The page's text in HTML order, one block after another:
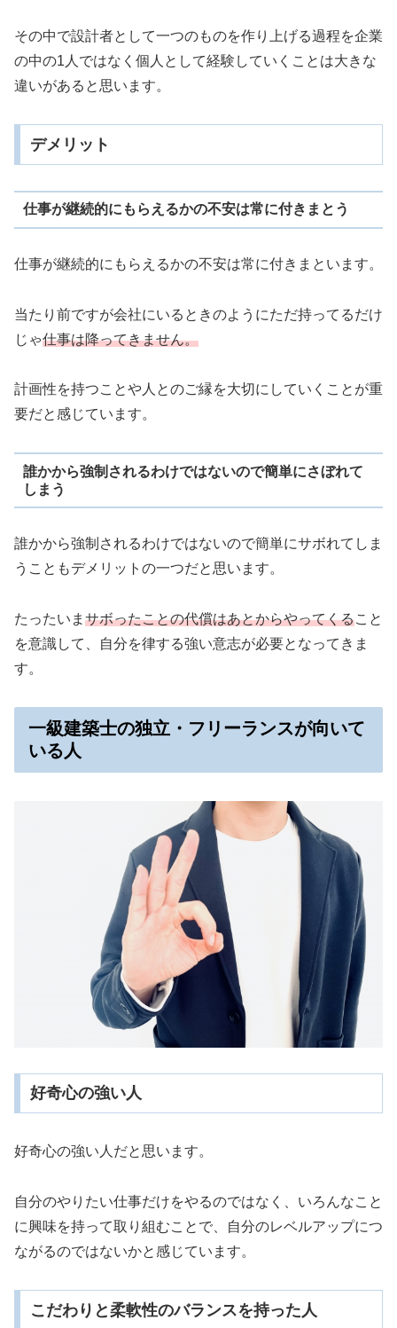
その中で設計者として一つのものを作り上げる過程を企業
の中の1人ではなく個人として経験していくことは大きな
違いがあると思います。
デメリット
仕事が継続的にもらえるかの不安は常に付きまとう
仕事が継続的にもらえるかの不安は常に付きまといます。
当たり前ですが会社にいるときのようにただ持ってるだけ
じゃ仕事は降ってきません。
計画性を持つことや人とのご縁を大切にしていくことが重
要だと感じています。
誰かから強制されるわけではないので簡単にさぼれて
しまう
誰かから強制されるわけではないので簡単にサボれてしま
うこともデメリットの一つだと思います。
たったいま サボったことの代償はあとからやってくること
を意識して、自分を律する強い意志が必要となってきま
す。
一級建築士の独立・フリーランスが向いて
いる人
好奇心の強い人
好奇心の強い人だと思います。
自分のやりたい仕事だけをやるのではなく、いろんなこと
に興味を持って取り組むことで、自分のレベルアップにつ
ながるのではないかと感じています。
こだわりと柔軟性のバランスを持った人